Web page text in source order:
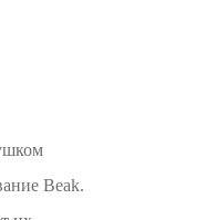
Beak.